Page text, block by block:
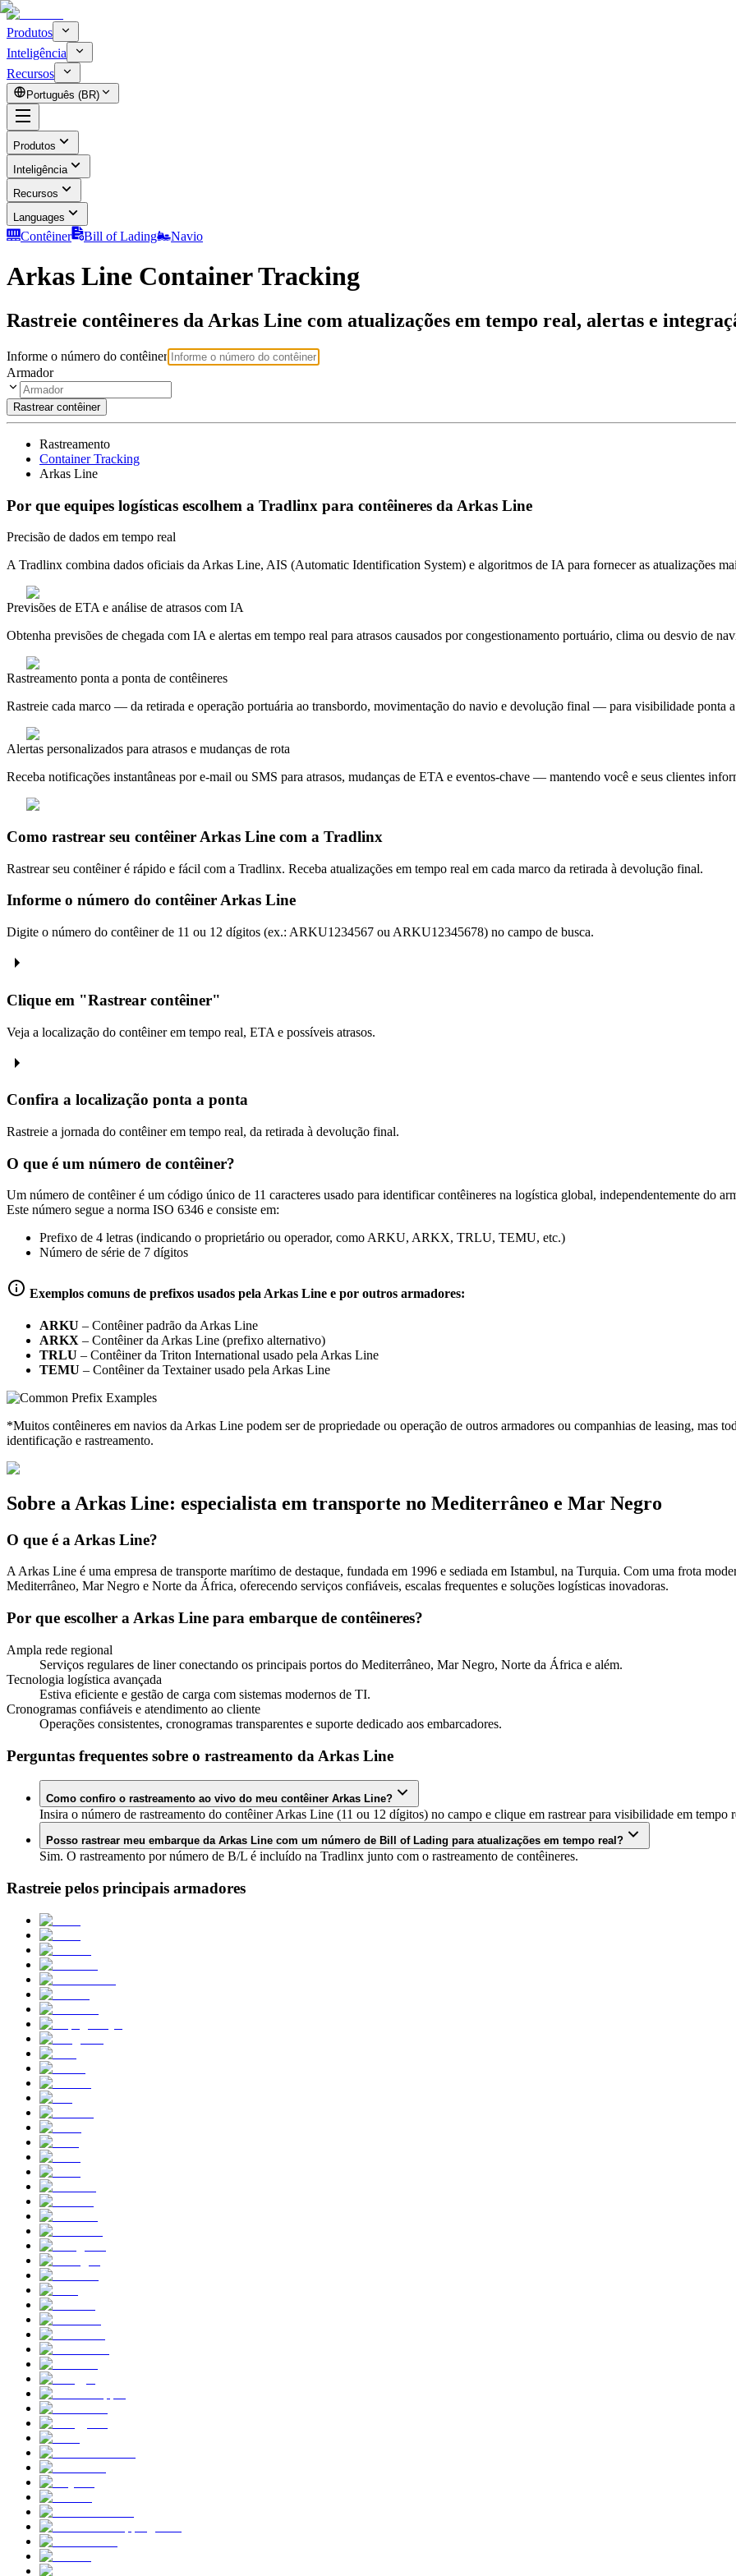
Produtos
Inteligência
Recursos
Português (BR)
Produtos
Inteligência
Recursos
Languages
Contêiner Bill of Lading Navio
Arkas Line Container Tracking
Rastreie contêineres da Arkas Line com atualizações em tempo real, alertas e
Informe o número do contêiner
Armador
Rastrear contêiner
Rastreamento
Container Tracking
Arkas Line
Por que equipes logísticas escolhem a Tradlinx para contêineres da Arkas Line
Precisão de dados em tempo real
A Tradlinx combina dados oficiais da Arkas Line, AIS (Automatic Identification System) e algoritmos de IA para fornecer as atualizações
Previsões de ETA e análise de atrasos com IA
Obtenha previsões de chegada com IA e alertas em tempo real para atrasos causados por congestionamento portuário, clima ou desvio de
Rastreamento ponta a ponta de contêineres
Rastreie cada marco — da retirada e operação portuária ao transbordo, movimentação do navio e devolução final — para visibilidade ponta
Alertas personalizados para atrasos e mudanças de rota
Receba notificações instantâneas por e-mail ou SMS para atrasos, mudanças de ETA e eventos-chave — mantendo você e seus clientes
Como rastrear seu contêiner Arkas Line com a Tradlinx
Rastrear seu contêiner é rápido e fácil com a Tradlinx. Receba atualizações em tempo real em cada marco da retirada à devolução final.
Informe o número do contêiner Arkas Line
Digite o número do contêiner de 11 ou 12 dígitos (ex.: ARKU1234567 ou ARKU12345678) no campo de busca.
Clique em "Rastrear contêiner"
Veja a localização do contêiner em tempo real, ETA e possíveis atrasos.
Confira a localização ponta a ponta
Rastreie a jornada do contêiner em tempo real, da retirada à devolução final.
O que é um número de contêiner?
Um número de contêiner é um código único de 11 caracteres usado para identificar contêineres na logística global, independentemente do
Este número segue a norma ISO 6346 e consiste em:
Prefixo de 4 letras (indicando o proprietário ou operador, como ARKU, ARKX, TRLU, TEMU, etc.)
Número de série de 7 dígitos
Exemplos comuns de prefixos usados pela Arkas Line e por outros armadores:
ARKU – Contêiner padrão da Arkas Line
ARKX – Contêiner da Arkas Line (prefixo alternativo)
TRLU – Contêiner da Triton International usado pela Arkas Line
TEMU – Contêiner da Textainer usado pela Arkas Line
*Muitos contêineres em navios da Arkas Line podem ser de propriedade ou operação de outros armadores ou companhias de leasing, mas
identificação e rastreamento.
Sobre a Arkas Line: especialista em transporte no Mediterrâneo e Mar Negro
O que é a Arkas Line?
A Arkas Line é uma empresa de transporte marítimo de destaque, fundada em 1996 e sediada em Istambul, na Turquia. Com uma frota
Mediterrâneo, Mar Negro e Norte da África, oferecendo serviços confiáveis, escalas frequentes e soluções logísticas inovadoras.
Por que escolher a Arkas Line para embarque de contêineres?
Ampla rede regional
Serviços regulares de liner conectando os principais portos do Mediterrâneo, Mar Negro, Norte da África e além.
Tecnologia logística avançada
Estiva eficiente e gestão de carga com sistemas modernos de TI.
Cronogramas confiáveis e atendimento ao cliente
Operações consistentes, cronogramas transparentes e suporte dedicado aos embarcadores.
Perguntas frequentes sobre o rastreamento da Arkas Line
Como confiro o rastreamento ao vivo do meu contêiner Arkas Line?
Insira o número de rastreamento do contêiner Arkas Line (11 ou 12 dígitos) no campo e clique em rastrear para visibilidade em tempo
Posso rastrear meu embarque da Arkas Line com um número de Bill of Lading para atualizações em tempo real?
Sim. O rastreamento por número de B/L é incluído na Tradlinx junto com o rastreamento de contêineres.
Rastreie pelos principais armadores